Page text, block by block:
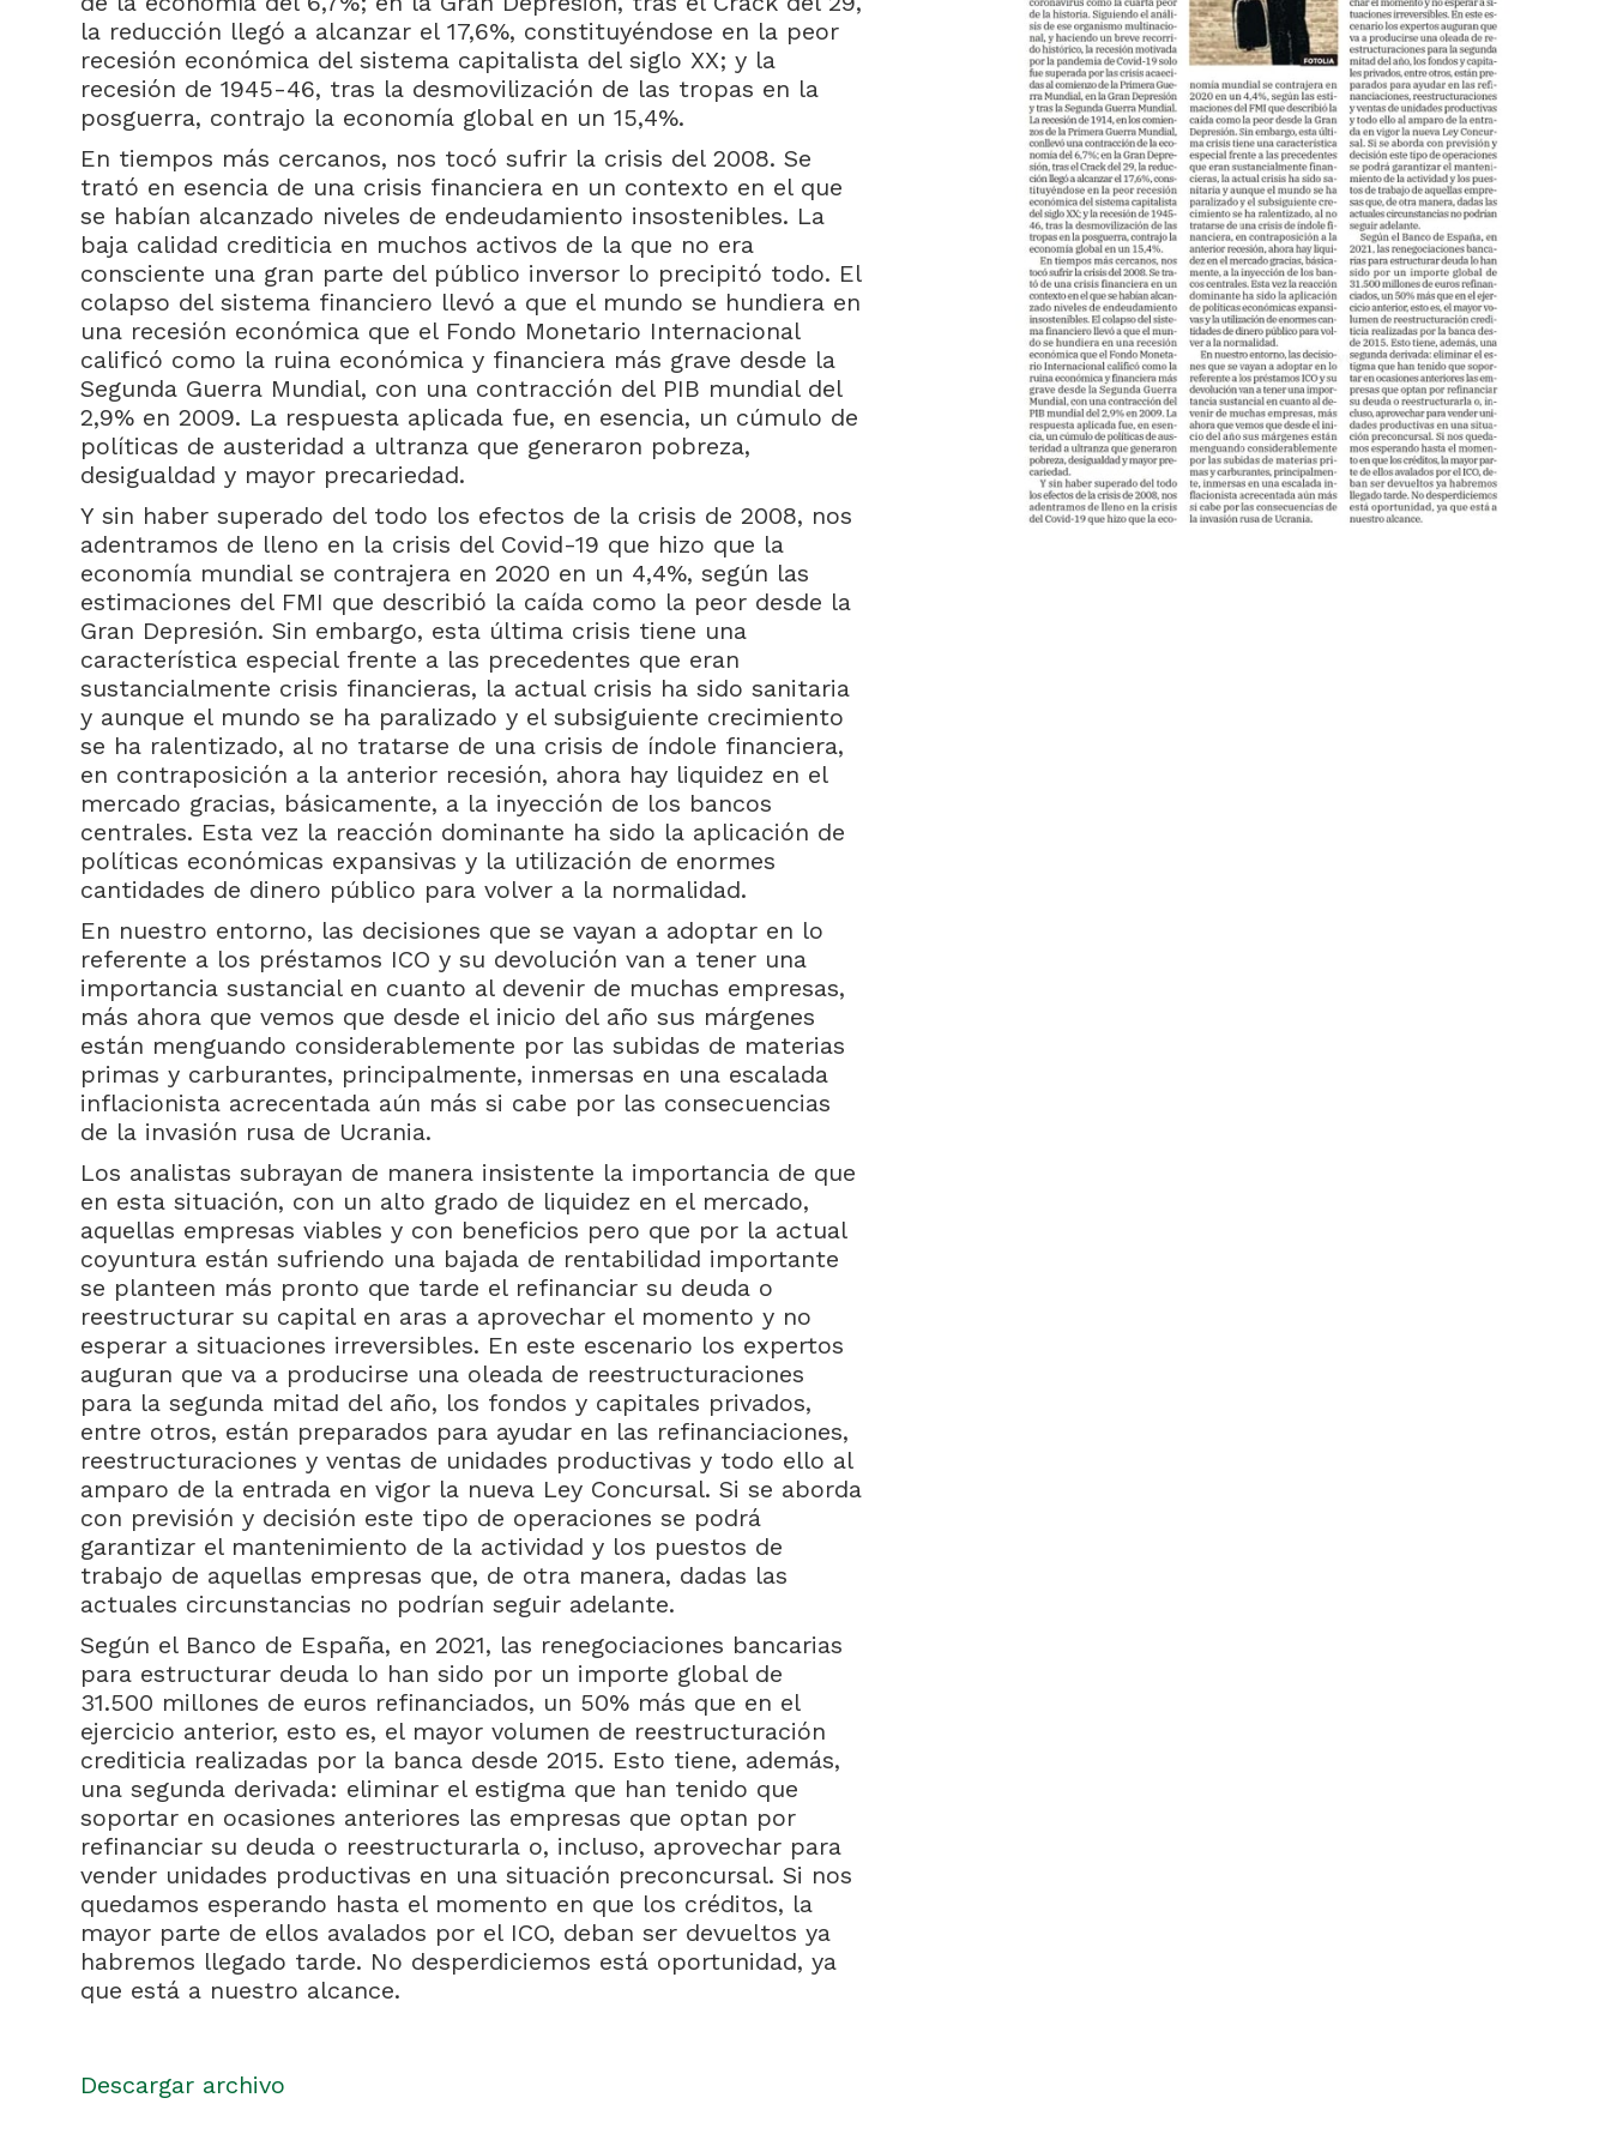
la reducción llegó a alcanzar el 17,6%, constituyéndose en la peor
recesión económica del sistema capitalista del siglo XX; y la
recesión de 1945-46, tras la desmovilización de las tropas en la
posguerra, contrajo la economía global en un 15,4%.
En tiempos más cercanos, nos tocó sufrir la crisis del 2008. Se
trató en esencia de una crisis financiera en un contexto en el que
se habían alcanzado niveles de endeudamiento insostenibles. La
baja calidad crediticia en muchos activos de la que no era
consciente una gran parte del público inversor lo precipitó todo. El
colapso del sistema financiero llevó a que el mundo se hundiera en
una recesión económica que el Fondo Monetario Internacional
calificó como la ruina económica y financiera más grave desde la
Segunda Guerra Mundial, con una contracción del PIB mundial del
2,9% en 2009. La respuesta aplicada fue, en esencia, un cúmulo de
políticas de austeridad a ultranza que generaron pobreza,
desigualdad y mayor precariedad.
Y sin haber superado del todo los efectos de la crisis de 2008, nos
adentramos de lleno en la crisis del Covid-19 que hizo que la
economía mundial se contrajera en 2020 en un 4,4%, según las
estimaciones del FMI que describió la caída como la peor desde la
Gran Depresión. Sin embargo, esta última crisis tiene una
característica especial frente a las precedentes que eran
sustancialmente crisis financieras, la actual crisis ha sido sanitaria
y aunque el mundo se ha paralizado y el subsiguiente crecimiento
se ha ralentizado, al no tratarse de una crisis de índole financiera,
en contraposición a la anterior recesión, ahora hay liquidez en el
mercado gracias, básicamente, a la inyección de los bancos
centrales. Esta vez la reacción dominante ha sido la aplicación de
políticas económicas expansivas y la utilización de enormes
cantidades de dinero público para volver a la normalidad.
En nuestro entorno, las decisiones que se vayan a adoptar en lo
referente a los préstamos ICO y su devolución van a tener una
importancia sustancial en cuanto al devenir de muchas empresas,
más ahora que vemos que desde el inicio del año sus márgenes
están menguando considerablemente por las subidas de materias
primas y carburantes, principalmente, inmersas en una escalada
inflacionista acrecentada aún más si cabe por las consecuencias
de la invasión rusa de Ucrania.
Los analistas subrayan de manera insistente la importancia de que
en esta situación, con un alto grado de liquidez en el mercado,
aquellas empresas viables y con beneficios pero que por la actual
coyuntura están sufriendo una bajada de rentabilidad importante
se planteen más pronto que tarde el refinanciar su deuda o
reestructurar su capital en aras a aprovechar el momento y no
esperar a situaciones irreversibles. En este escenario los expertos
auguran que va a producirse una oleada de reestructuraciones
para la segunda mitad del año, los fondos y capitales privados,
entre otros, están preparados para ayudar en las refinanciaciones,
reestructuraciones y ventas de unidades productivas y todo ello al
amparo de la entrada en vigor la nueva Ley Concursal. Si se aborda
con previsión y decisión este tipo de operaciones se podrá
garantizar el mantenimiento de la actividad y los puestos de
trabajo de aquellas empresas que, de otra manera, dadas las
actuales circunstancias no podrían seguir adelante.
Según el Banco de España, en 2021, las renegociaciones bancarias
para estructurar deuda lo han sido por un importe global de
31.500 millones de euros refinanciados, un 50% más que en el
ejercicio anterior, esto es, el mayor volumen de reestructuración
crediticia realizadas por la banca desde 2015. Esto tiene, además,
una segunda derivada: eliminar el estigma que han tenido que
soportar en ocasiones anteriores las empresas que optan por
refinanciar su deuda o reestructurarla o, incluso, aprovechar para
vender unidades productivas en una situación preconcursal. Si nos
quedamos esperando hasta el momento en que los créditos, la
mayor parte de ellos avalados por el ICO, deban ser devueltos ya
habremos llegado tarde. No desperdiciemos está oportunidad, ya
que está a nuestro alcance.
Descargar archivo